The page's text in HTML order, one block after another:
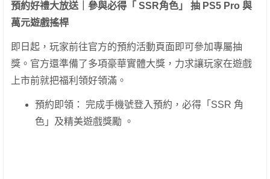
預約好禮大放送｜參與必得「 SSR角色」 抽 PS5 Pro 與
萬元遊戲搖桿
即日起，玩家前往官方的預約活動頁面即可參加專屬抽
獎。官方還準備了多項豪華實體大獎，力求讓玩家在遊戲
上市前就把福利領好領滿。
預約即領： 完成手機號登入預約，必得「SSR 角
色」及精美遊戲獎勵 。